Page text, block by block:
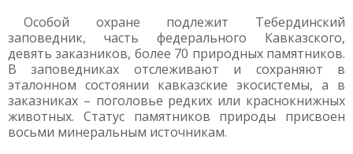
Особой охране подлежит Тебердинский
заповедник, часть федерального Кавказского,
девять заказников, более 70 природных памятников.
В заповедниках отслеживают и сохраняют в
эталонном состоянии кавказские экосистемы, а в
заказниках – поголовье редких или краснокнижных
животных. Статус памятников природы присвоен
восьми минеральным источникам.